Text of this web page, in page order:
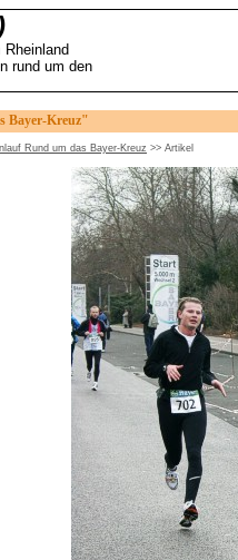
Rheinland
rund um den
Bayer-Kreuz"
Rund um das Bayer-Kreuz >> Artikel